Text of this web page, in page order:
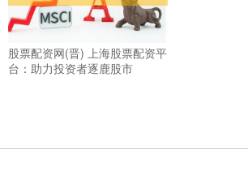
股票配资网(晋) 上海股票配资平
台：助力投资者逐鹿股市